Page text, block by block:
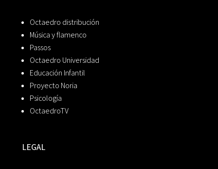
Octaedro distribución
Música y flamenco
Passos
Octaedro Universidad
Educación Infantil
Proyecto Noria
Psicología
OctaedroTV
LEGAL